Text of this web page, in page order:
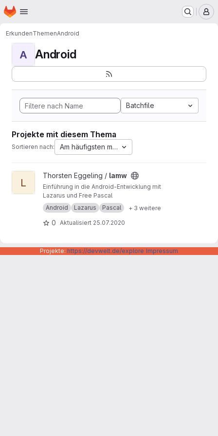
Zum Hauptinhalt springen
Startseite
ErkundenThemenAndroid
A Android
Batchfile
Projekte mit diesem Thema
Sortieren nach: Am häufigsten markiert
Projekt lamw ansehen
L
Thorsten Eggeling / lamw
Einführung in die Android-Entwicklung mit
Lazarus und Free Pascal
Android
Lazarus Pascal + 3 weitere
0 Aktualisiert 25.07.2020
Projekte: https://devwelt.de/explore Impressum